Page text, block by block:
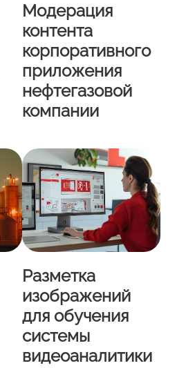
Модерация
контента
корпоративного
приложения
нефтегазовой
компании
Разметка
изображений
для обучения
системы
видеоаналитики